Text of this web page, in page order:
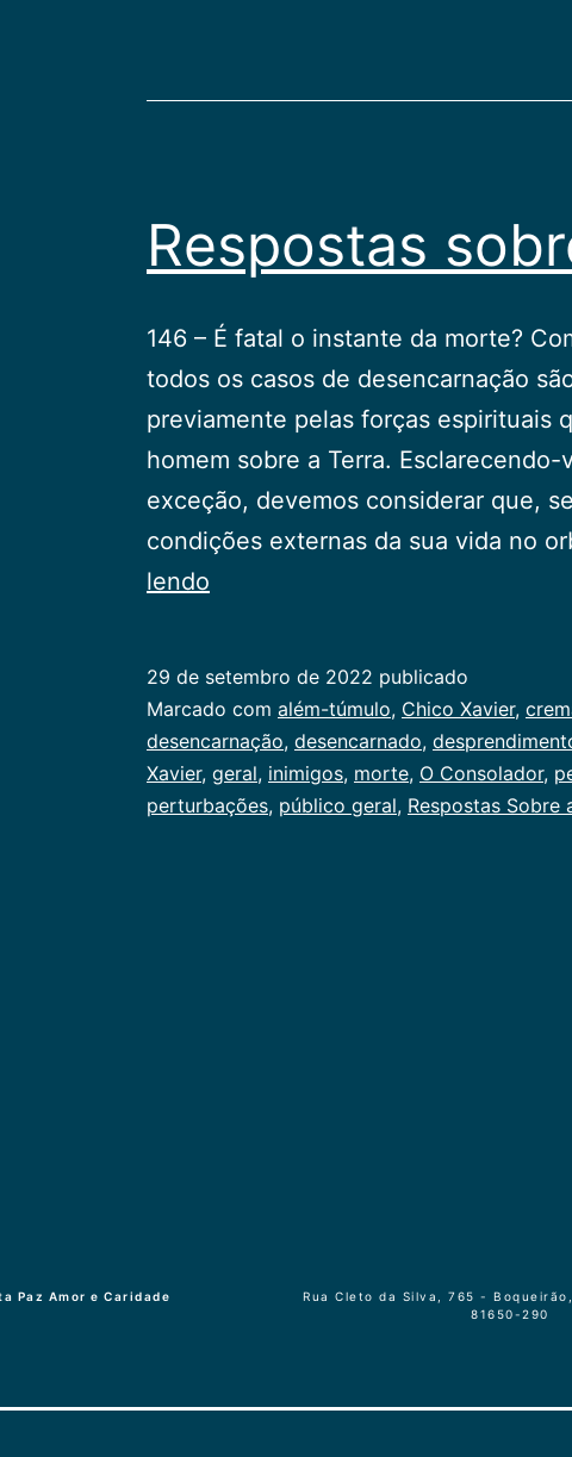
Respostas
146 – É fatal o instante da morte?
todos os casos de desencarnação
previamente pelas forças espirituais
homem sobre a Terra. Esclarecendo-
exceção, devemos considerar que,
condições externas da sua vida no
lendo
Morte
29 de setembro de 2022 publicado
Categorizado
como
Publicogeral
Marcado com além-túmulo, Chico Xavier,
desencarnação, desencarnado,
Xavier, geral, inimigos, morte, O Consolador,
perturbações, público geral, Respostas Sobre
Paz Amor e Caridade
Rua Cleto da Silva, 765 -
81650-290